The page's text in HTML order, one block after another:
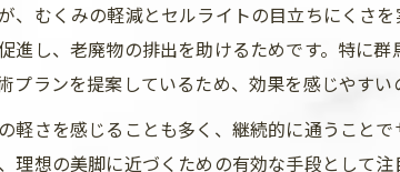
脚痩せならジムとどちらが効果
エステ脚瘦せとジムの効
部分痩せ重視ならエステ
、むくみの軽減とセルライトの目立ちにくさ
進し、老廃物の排出を助けるためです。特に
ランを提案しているため、効果を感じやすい
軽さを感じることも多く、継続的に通うこと
理想の美脚に近づくための有効な手段として注